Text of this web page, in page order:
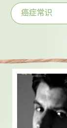
癌症常识